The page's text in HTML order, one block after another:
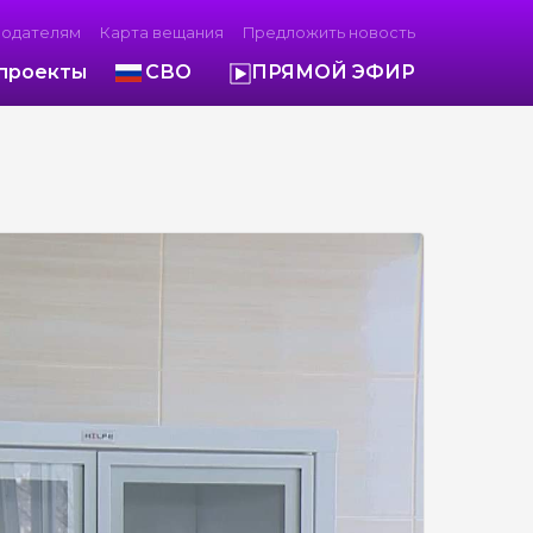
Карта вещания Предложить новость
СВО ПРЯМОЙ ЭФИР